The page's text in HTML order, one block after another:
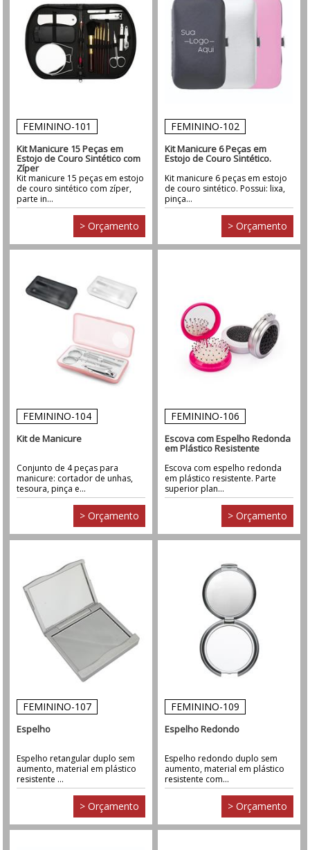
FEMININO-101
Kit Manicure 15 Peças em
Estojo de Couro Sintético com
Zíper
Kit manicure 15 peças em estojo
de couro sintético com zíper,
parte in...
> Orçamento
FEMININO-102
Kit Manicure 6 Peças em
Estojo de Couro Sintético.
Kit manicure 6 peças em estojo
de couro sintético. Possui: lixa,
pinça...
> Orçamento
FEMININO-104
Kit de Manicure
Conjunto de 4 peças para
manicure: cortador de unhas,
tesoura, pinça e...
> Orçamento
FEMININO-106
Escova com Espelho Redonda
em Plástico Resistente
Escova com espelho redonda
em plástico resistente. Parte
superior plan...
> Orçamento
FEMININO-107
Espelho
Espelho retangular duplo sem
aumento, material em plástico
resistente ...
> Orçamento
FEMININO-109
Espelho Redondo
Espelho redondo duplo sem
aumento, material em plástico
resistente com...
> Orçamento